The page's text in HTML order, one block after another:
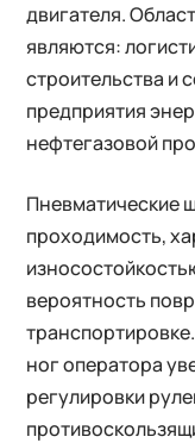
двигателя.
являются:
строительства и
предприятия
нефтегазовой
Пневматические
проходимость,
вероятность
ног оператора
регулировки